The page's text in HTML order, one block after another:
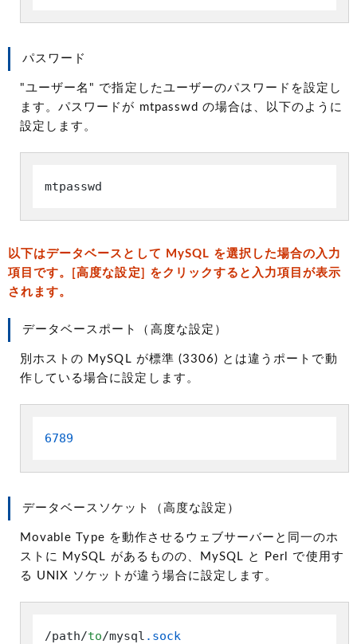
パスワード
"ユーザー名" で指定したユーザーのパスワードを設定し
ます。パスワードが mtpasswd の場合は、以下のように
設定します。
mtpasswd
以下はデータベースとして MySQL を選択した場合の入力
項目です。[高度な設定] をクリックすると入力項目が表示
されます。
データベースポート（高度な設定）
別ホストの MySQL が標準 (3306) とは違うポートで動
作している場合に設定します。
6789
データベースソケット（高度な設定）
Movable Type を動作させるウェブサーバーと同一のホ
ストに MySQL があるものの、MySQL と Perl で使用す
る UNIX ソケットが違う場合に設定します。
/path/to/mysql .sock